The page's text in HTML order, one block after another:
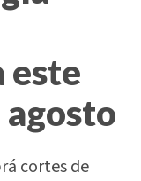
este
agosto
cortes de